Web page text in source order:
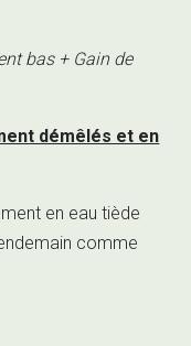
bas + Gain de
démêlés et en
en eau tiède
comme